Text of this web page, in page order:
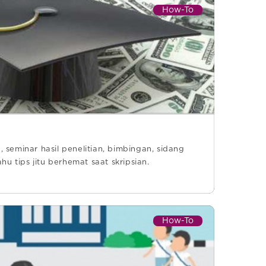
How-To
hasil penelitian, bimbingan, sidang
tips jitu berhemat saat skripsian.
How-To